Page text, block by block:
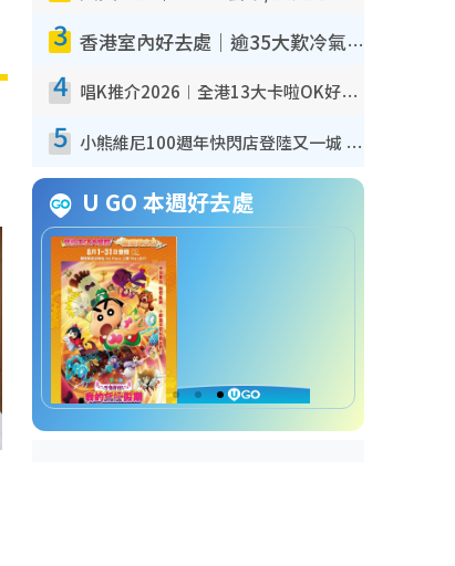
3 香港室內好去處｜逾35大歎冷氣室內好去處推介 室內活動免費避雨無懼落雨
4 唱K推介2026︱全港13大卡啦OK好去處！最平$36起 日文K都有！(附地址+收費詳情)
5 小熊維尼100週年快閃店登陸又一城 重現百畝森林經典場景／獨家限定盲盒登場／專屬DIY香水
U GO 本週好去處